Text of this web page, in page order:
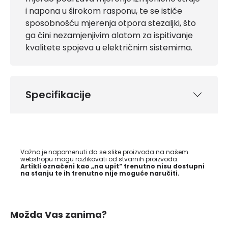
i napona u širokom rasponu, te se ističe
sposobnošću mjerenja otpora stezaljki, što
ga čini nezamjenjivim alatom za ispitivanje
kvalitete spojeva u električnim sistemima.
Specifikacije
Važno je napomenuti da se slike proizvoda na našem
webshopu mogu razlikovati od stvarnih proizvoda.
Artikli označeni kao „na upit“ trenutno nisu dostupni
na stanju te ih trenutno nije moguće naručiti.
Možda Vas zanima?